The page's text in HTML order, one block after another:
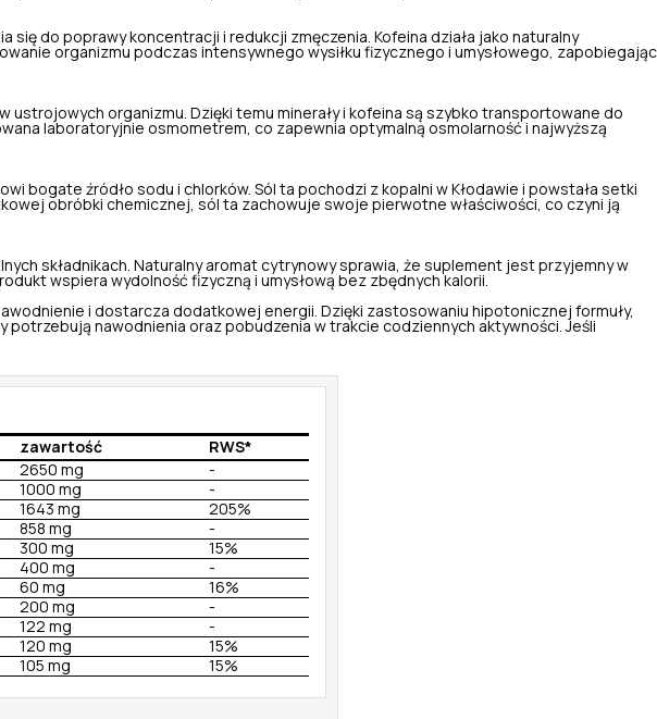
do poprawy koncentracji i redukcji zmęczenia. Kofeina działa jako naturalny
organizmu podczas intensywnego wysiłku fizycznego i umysłowego, zapobiegając
organizmu. Dzięki temu minerały i kofeina są szybko transportowane do
laboratoryjnie osmometrem, co zapewnia optymalną osmolarność i najwyższą
bogate źródło sodu i chlorków. Sól ta pochodzi z kopalni w Kłodawie i powstała setki
obróbki chemicznej, sól ta zachowuje swoje pierwotne właściwości, co czyni ją
składnikach. Naturalny aromat cytrynowy sprawia, że suplement jest przyjemny w
wspiera wydolność fizyczną i umysłową bez zbędnych kalorii.
i dostarcza dodatkowej energii. Dzięki zastosowaniu hipotonicznej formuły,
nawodnienia oraz pobudzenia w trakcie codziennych aktywności. Jeśli
zawartość
RWS*
2650 mg
-
1000 mg
-
1643 mg
205%
858 mg
-
300 mg
15%
400 mg
-
60 mg
16%
200 mg
-
122 mg
-
120 mg
15%
105 mg 15%